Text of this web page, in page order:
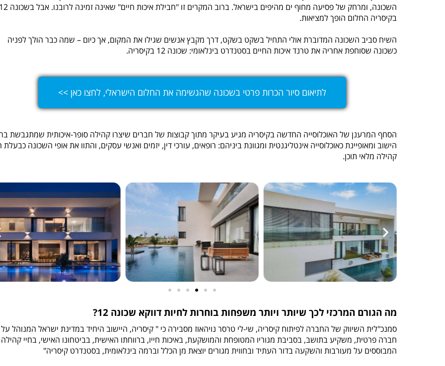
השכונה, ומרחק של פסיעה מחוף ים מהיפים בישראל. ברוב המקרים זו "חבילת איכות
בקיסריה החלום הופך למציאות.
השיח סביב השכונה המדוברת אולי התחיל בשקט בשקט, דרך מקבץ אנשים שגילו את המקום, אך כיום – שמה כבר הולך לפניה
כשכונה שסוחפת אחריה את טרנד איכות החיים בסטנדרט בינלאומי: שכונה 12 בקיסריה.
לתיאום סיור הכרות פרטי בשכונה שהגשימה את החלום הישראלי, לחצו כאן >>
הסחף המרענן של האוכלוסייה החדשה בקיסריה מגיע בעיקר מתוך קבוצות של חברים שיצרו קהילה סופר-איכותית שמתגבשת
הישוב ומאופיינת כאוכלוסייה אינטליגנטית ומגוונת ביניהם: רופאים, עורכי דין, יזמים ואנשי עסקים, והתוו את אופי השכונה כבעלת
קהילה מלאי תוכן.
מה הגורם המרכזי לכך שיותר ויותר משפחות בוחרות לחיות דווקא שכונה 12?
סמנכ"לית השיווק של החברה לפיתוח קיסריה, שי-לי טרסר נויהאוז מסבירה כי " קיסריה, היישוב היחיד במדינת ישראל המנוהל על
חברה פרטית, משקיע בתושב, בסביבת מגוריו המטופחת והמושקעת, באיכות חייו, ברווחתו האישית, בביטחונו האישי, בחיי קהילה
המבוססים על מעורבות והשקעה בדור העתיד ובחווית מגורים יוצאת מן הכלל וברמה בינלאומית, בסטנדרט קיסריה"